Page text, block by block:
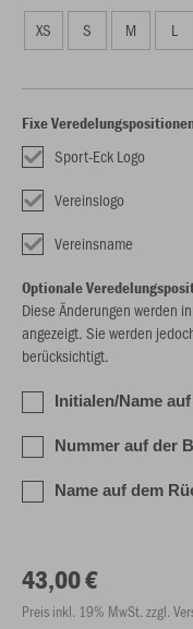
XS S M L
Fixe
Sport-Eck Logo
Vereinslogo
Vereinsname
Optionale
Diese Änderungen werden
angezeigt. Sie werden
berücksichtigt.
Initialen/Name
Nummer auf der
Name auf dem
43,00 €
Preis inkl. 19% MwSt. zzgl.